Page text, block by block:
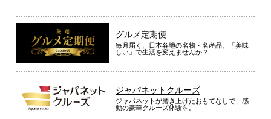
グルメ定期便
毎月届く、日本各地の名物・名産品。「美味
しい」で生活を変えませんか？
ジャパネットクルーズ
ジャパネットが磨き上げたおもてなしで、感
動の豪華クルーズ体験を。